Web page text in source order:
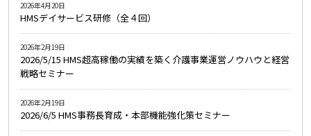
HMSデイサービス研修（全４回）
2026年4月20日
2026/5/15 HMS超高稼働の実績を築く介護事業運営ノウハウと経営
戦略セミナー
2026年2月19日
2026/6/5 HMS事務長育成・本部機能強化策セミナー
2026年2月19日